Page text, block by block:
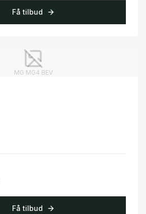
Få tilbud
MG MG4 BEV
Få tilbud